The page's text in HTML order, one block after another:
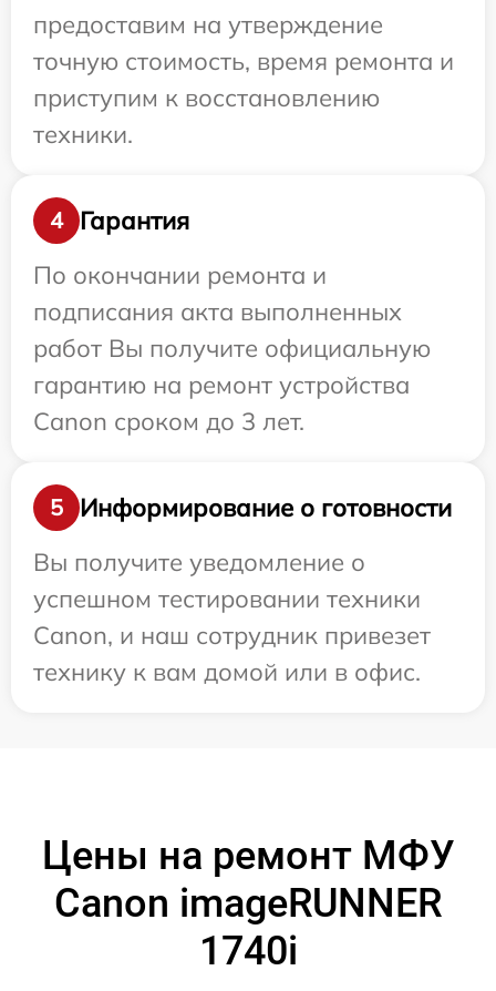
предоставим на утверждение
точную стоимость, время ремонта и
приступим к восстановлению
техники.
4
Гарантия
По окончании ремонта и
подписания акта выполненных
работ Вы получите официальную
гарантию на ремонт устройства
Canon сроком до 3 лет.
5
Информирование о готовности
Вы получите уведомление о
успешном тестировании техники
Canon, и наш сотрудник привезет
технику к вам домой или в офис.
Цены на ремонт МФУ
Canon imageRUNNER
1740i